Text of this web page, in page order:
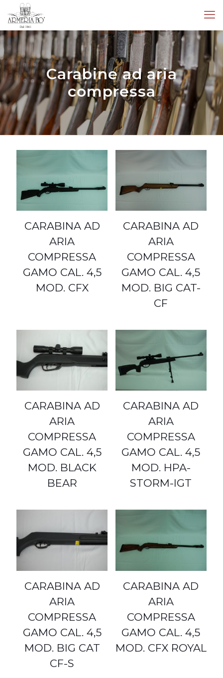
Carabine ad aria
compressa
CARABINA AD
ARIA
COMPRESSA
GAMO CAL. 4,5
MOD. CFX
CARABINA AD
ARIA
COMPRESSA
GAMO CAL. 4,5
MOD. BIG CAT-
CF
CARABINA AD
ARIA
COMPRESSA
GAMO CAL. 4,5
MOD. BLACK
BEAR
CARABINA AD
ARIA
COMPRESSA
GAMO CAL. 4,5
MOD. HPA-
STORM-IGT
CARABINA AD
ARIA
COMPRESSA
GAMO CAL. 4,5
MOD. BIG CAT
CF-S
CARABINA AD
ARIA
COMPRESSA
GAMO CAL. 4,5
MOD. CFX ROYAL